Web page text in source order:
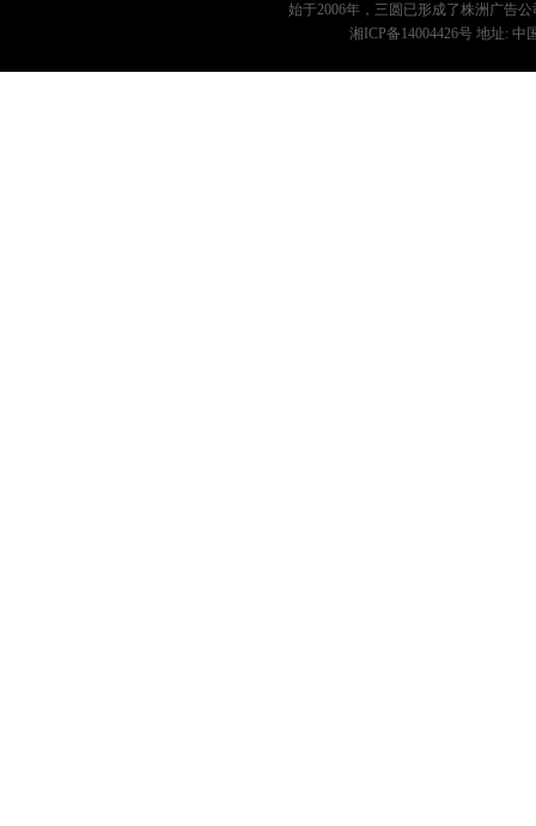
始于2006年，三圆已形成了株洲广告公
湘ICP备14004426号 地址: 中